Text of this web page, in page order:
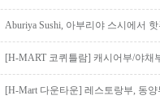
Aburiya Sushi, 아부리야 스시에서
[H-MART 코퀴틀람] 캐시어부/야채
[H-Mart 다운타운] 레스토랑부, 동